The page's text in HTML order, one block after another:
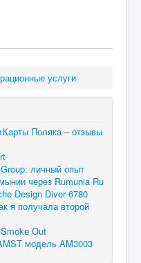
услуги
Поляка – отзывы
личный опыт
через Rumunia Ru
Design Diver 6780
я получала второй
Out
модель AM3003